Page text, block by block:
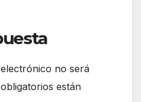
no será
están